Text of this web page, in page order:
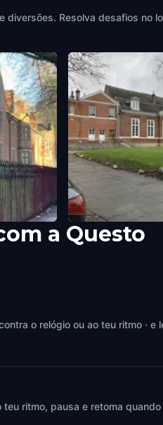
Resolva desafios
John O Gaunt's
a Questo
o relógio ou ao teu ritmo ·
ritmo, pausa e retoma